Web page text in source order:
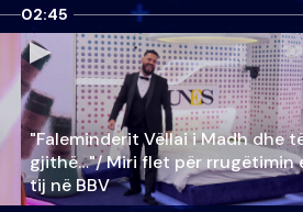
02:45
"Faleminderit Vëllai i Madh dhe
gjithë…"/ Miri flet për rrugëtimin
tij në BBV